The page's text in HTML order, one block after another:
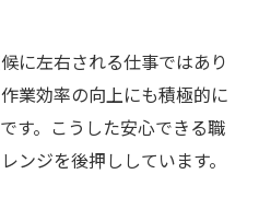
に左右される仕事ではあり
業効率の向上にも積極的に
す。こうした安心できる職
ンジを後押ししています。